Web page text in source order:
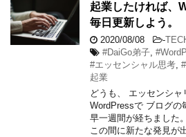
起業したければ、
毎日更新しよう。
2020/08/08 -
#DaiGo弟子,
#エッセンシャル思考,
起業
どうも、 エッセンシ
WordPressで ブログの
早一週間が経ちました
この間に新たな発見が